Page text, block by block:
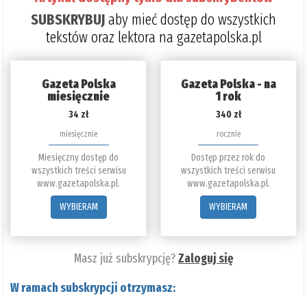
SUBSKRYBUJaby mieć dostęp do wszystkich
tekstów oraz lektora na gazetapolska.pl
Gazeta Polska
miesięcznie
34 zł
miesięcznie
Miesięczny dostęp do
wszystkich treści serwisu
www.gazetapolska.pl.
WYBIERAM
Gazeta Polska - na
1 rok
340 zł
rocznie
Dostęp przez rok do
wszystkich treści serwisu
www.gazetapolska.pl.
WYBIERAM
Masz już subskrypcję?Zaloguj się
W ramach subskrypcji otrzymasz: